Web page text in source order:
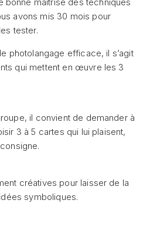
bonne maitrise des techniques
avons mis 30 mois pour
tester.
photolangage efficace, il s’agit
qui mettent en œuvre les 3
il convient de demander à
3 à 5 cartes qui lui plaisent,
créatives pour laisser de la
symboliques.